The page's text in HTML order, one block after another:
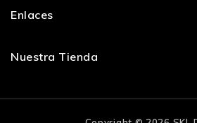
Enlaces
Nuestra Tienda